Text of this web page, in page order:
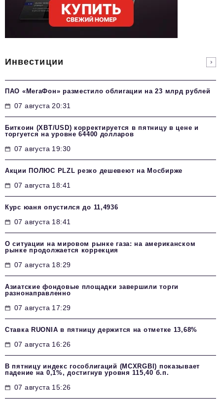
Инвестиции
ПАО «МегаФон» разместило облигации на 23 млрд рублей
07 августа 20:31
Биткоин (XBT/USD) корректируется в пятницу в цене и
торгуется на уровне 64400 долларов
07 августа 19:30
Акции ПОЛЮС PLZL резко дешевеют на Мосбирже
07 августа 18:41
Курс юаня опустился до 11,4936
07 августа 18:41
О ситуации на мировом рынке газа: на американском
рынке продолжается коррекция
07 августа 18:29
Азиатские фондовые площадки завершили торги
разнонаправленно
07 августа 17:29
Ставка RUONIA в пятницу держится на отметке 13,68%
07 августа 16:26
В пятницу индекс гособлигаций (MCXRGBI) показывает
падение на 0,1%, достигнув уровня 115,40 б.п.
07 августа 15:26